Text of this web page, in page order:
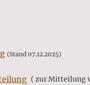
(Stand 07.12.2025)
( zur Mitteilung